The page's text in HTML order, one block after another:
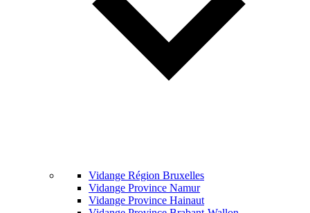
Vidange Région Bruxelles
Vidange Province Namur
Vidange Province Hainaut